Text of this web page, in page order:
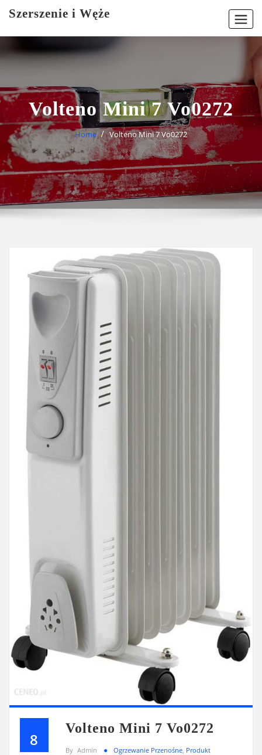
Szerszenie i Węże
Volteno Mini 7 Vo0272
Home Volteno Mini 7 Vo0272
8
Volteno Mini 7 Vo0272
By Admin Ogrzewanie Przenośne Produkt